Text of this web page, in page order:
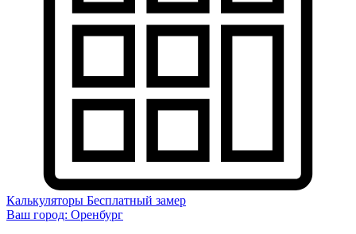
Калькуляторы Бесплатный замер
Ваш город: Оренбург